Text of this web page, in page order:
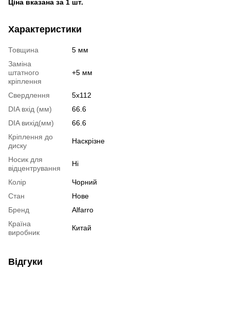
Ціна вказана за 1 шт.
Характеристики
Товщина
5 мм
Заміна
штатного
кріплення
+5 мм
Свердлення
5х112
DIA вхід (мм)
66.6
DIA вихід(мм)
66.6
Кріплення до
диску
Наскрізне
Носик для
відцентрування
Ні
Колір
Чорний
Стан
Нове
Бренд
Alfarro
Країна
виробник
Китай
Відгуки